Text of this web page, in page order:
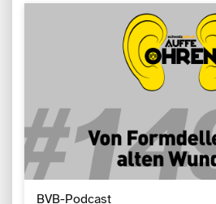
BVB-Podcast